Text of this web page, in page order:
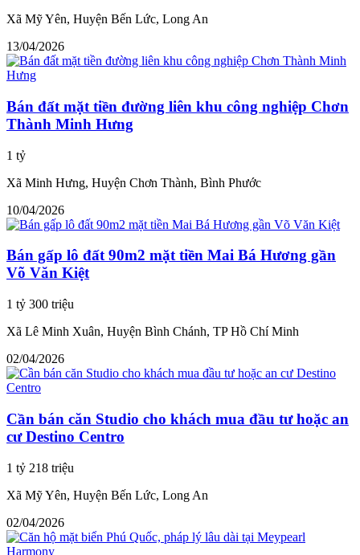
Xã Mỹ Yên, Huyện Bến Lức, Long An
13/04/2026
Bán đất mặt tiền đường liên khu công nghiệp Chơn
Thành Minh Hưng
1 tỷ
Xã Minh Hưng, Huyện Chơn Thành, Bình Phước
10/04/2026
Bán gấp lô đất 90m2 mặt tiền Mai Bá Hương gần
Võ Văn Kiệt
1 tỷ 300 triệu
Xã Lê Minh Xuân, Huyện Bình Chánh, TP Hồ Chí Minh
02/04/2026
Cần bán căn Studio cho khách mua đầu tư hoặc an
cư Destino Centro
1 tỷ 218 triệu
Xã Mỹ Yên, Huyện Bến Lức, Long An
02/04/2026